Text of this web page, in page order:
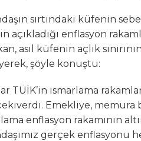
sırtındaki küfenin
açıkladığı enflasyon
asıl küfenin açlık
şöyle konuştu:
TÜİK’in ısmarlama
Emekliye,
enflasyon rakamının
gerçek enflasyonu